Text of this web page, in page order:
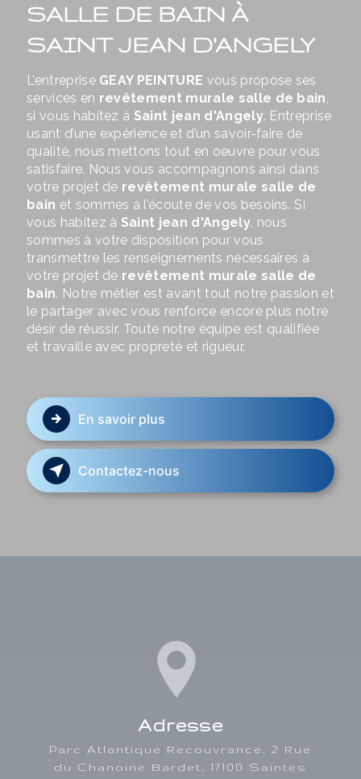
SALLE DE BAIN À
SAINT JEAN D'ANGELY
L’entreprise GEAY PEINTURE vous propose ses
services en revêtement murale salle de bain,
si vous habitez à Saint jean d'Angely. Entreprise
usant d’une expérience et d’un savoir-faire de
qualité, nous mettons tout en oeuvre pour vous
satisfaire. Nous vous accompagnons ainsi dans
votre projet de revêtement murale salle de
bain et sommes à l’écoute de vos besoins. Si
vous habitez à Saint jean d'Angely, nous
sommes à votre disposition pour vous
transmettre les renseignements nécessaires à
votre projet de revêtement murale salle de
bain. Notre métier est avant tout notre passion et
le partager avec vous renforce encore plus notre
désir de réussir. Toute notre équipe est qualifiée
et travaille avec propreté et rigueur.
En savoir plus
Contactez-nous
Adresse
Parc Atlantique Recouvrance, 2 Rue
du Chanoine Bardet, 17100 Saintes